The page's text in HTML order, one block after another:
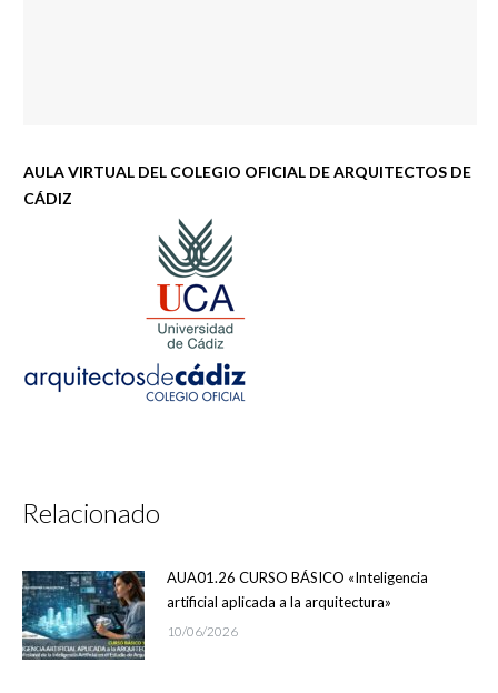
AULA VIRTUAL DEL COLEGIO OFICIAL DE ARQUITECTOS DE
CÁDIZ
Relacionado
AUA01.26 CURSO BÁSICO «Inteligencia
artificial aplicada a la arquitectura»
10/06/2026